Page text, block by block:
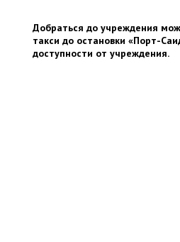
Добраться до учреждения
такси до остановки «Порт-
доступности от учреждения.